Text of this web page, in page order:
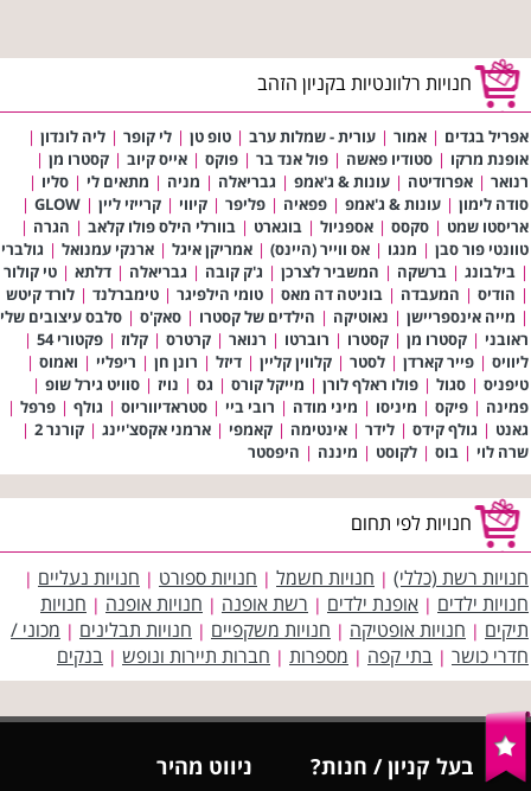
חנויות רלוונטיות בקניון הזהב
אפריל בגדים | אמור | עורית - שמלות ערב | טופ טן | לי קופר | ליה לונדון |
אופנת מרקו | סטודיו פאשה | פול אנד בר | פוקס | אייס קיוב | קסטרו מן |
רנואר | אפרודיטה | עונות & ג'אמפ | גבריאלה | מניה | מתאים לי | סליו |
סודה לימון | עונות & ג'אמפ | פפאיה | פליפר | קיווי | קרייזי ליין |
GLOW
|
אריסטו שמט | סקסס | אספניול | בוגארט | בוורלי הילס פולו קלאב | הגרה |
טוונטי פור סבן | מנגו | אס ווייר (היינס) | אמריקן איגל | ארנקי עמנואל | גולברי
| בילבונג | ברשקה | המשביר לצרכן | ג'ק קובה | גבריאלה | דלתא | טי קולור
| הודיס | המעבדה | בוניטה דה מאס | טומי הילפיגר | טימברלנד | לורד קיטש
| מייה אינספריישן | נאוטיקה | הילדים של קסטרו | סאק'ס | סלבס עיצובים שלי
ראובני | קסטרו מן | קסטרו | רוברטו | רנואר | קרטרס | קלוז | פקטורי 54
|
ליוויס | פייר קארדן | לסטר | קלווין קליין | דיזל | רונן חן | ריפליי | ואמוס |
טיפניס | סגול | פולו ראלף לורן | מייקל קורס | גס | נויז | סוויט גירל שופ |
פמינה | פיקס | מיניסו | מיני מודה | רובי ביי | סטראדיווריוס | גולף | פרפל |
גאנט | גולף קידס | לידר | אינטימה | קאמפי | ארמני אקסצ'יינג | קורנר 2
|
שרה לוי | בוס | לקוסט | מיננה | היפסטר
חנויות לפי תחום
חנויות רשת (כללי) | חנויות חשמל | חנויות ספורט | חנויות נעליים |
חנויות ילדים | אופנת ילדים | רשת אופנה | חנויות אופנה | חנויות
תיקים | חנויות אופטיקה | חנויות משקפיים | חנויות תבלינים | מכוני /
חדרי כושר | בתי קפה | מספרות | חברות תיירות ונופש | בנקים
בעל קניון / חנות?
ניווט מהיר